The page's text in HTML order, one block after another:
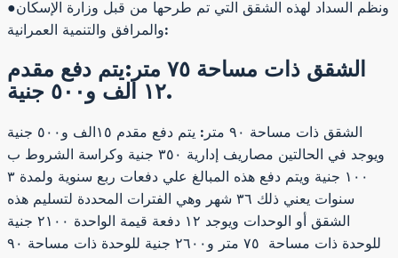
●ونظم السداد لهذه الشقق التي تم طرحها من قبل وزارة الإسكان
والمرافق والتنمية العمرانية:
الشقق ذات مساحة ٧٥ متر:يتم دفع مقدم
١٢ الف و٥٠٠ جنية.
الشقق ذات مساحة ٩٠ متر: يتم دفع مقدم ١٥الف و٥٠٠ جنية
ويوجد في الحالتين مصاريف إدارية ٣٥٠ جنية وكراسة الشروط ب
١٠٠ جنية ويتم دفع هذه المبالغ علي دفعات ربع سنوية ولمدة ٣
سنوات يعني ذلك ٣٦ شهر وهي الفترات المحددة لتسليم هذه
الشقق أو الوحدات ويوجد ١٢ دفعة قيمة الواحدة ٢١٠٠ جنية
للوحدة ذات مساحة ٧٥ متر و٢٦٠٠ جنية للوحدة ذات مساحة ٩٠